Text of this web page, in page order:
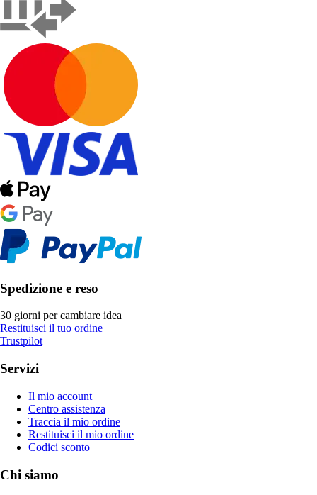
Spedizione e reso
30 giorni per cambiare idea
Restituisci il tuo ordine
Trustpilot
Servizi
Il mio account
Centro assistenza
Traccia il mio ordine
Restituisci il mio ordine
Codici sconto
Chi siamo